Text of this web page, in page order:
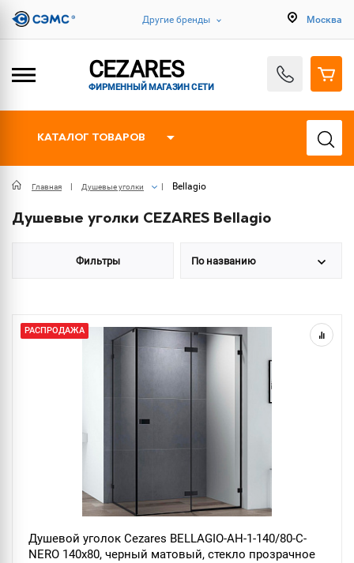
Другие бренды Москва
CEZARES
ФИРМЕННЫЙ МАГАЗИН СЕТИ
КАТАЛОГ ТОВАРОВ
Главная Душевые уголки Bellagio
Душевые уголки CEZARES Bellagio
Фильтры По названию
РАСПРОДАЖА
Душевой уголок Cezares BELLAGIO-AH-1-140/80-C-
NERO 140x80, черный матовый, стекло прозрачное